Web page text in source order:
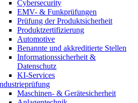
Cybersecurity
EMV- & Funkprüfungen
Prüfung der Produktsicherheit
Produktzertifizierung
Automotive
Benannte und akkreditierte Stellen
Informationssicherheit &
Datenschutz
KI-Services
Maschinen- & Gerätesicherheit